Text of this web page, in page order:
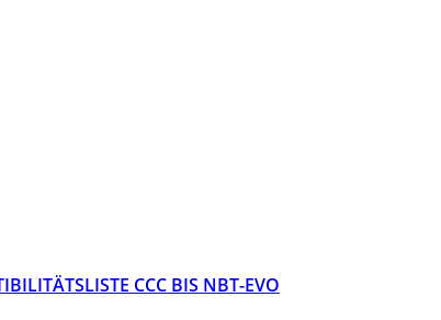
CCC BIS NBT-EVO